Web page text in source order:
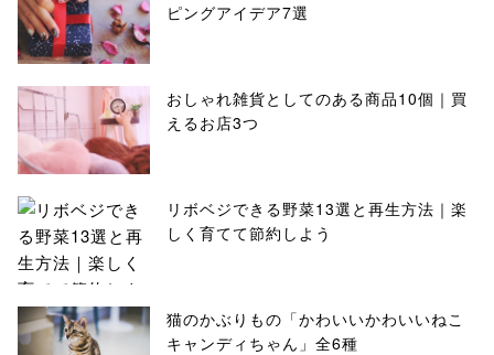
ピングアイデア7選
おしゃれ雑貨としてのある商品10個｜買
えるお店3つ
リボベジできる野菜13選と再生方法｜楽
しく育てて節約しよう
猫のかぶりもの「かわいいかわいいねこ
キャンディちゃん」全6種